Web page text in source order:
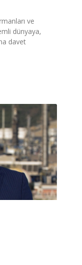
ve
dünyaya,
davet